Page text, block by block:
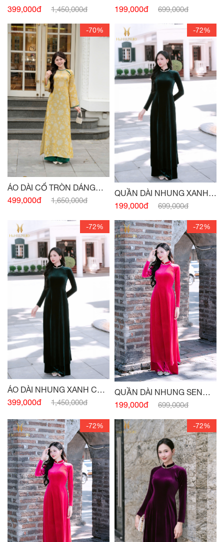
399,000đ
1,450,000đ
199,000đ
699,000đ
-70%
ÁO DÀI CỔ TRÒN DÁNG
XUÔNG VỪA PHỐI CỔ -
499,000đ 1,650,000đ
-72%
QUẦN DÀI NHUNG XANH
CỔ VỊT
199,000đ 699,000đ
-72%
ÁO DÀI NHUNG XANH CỔ
VỊT
399,000đ 1,450,000đ
-72%
QUẦN DÀI NHUNG SEN
ĐẬM
199,000đ 699,000đ
-72% -72%